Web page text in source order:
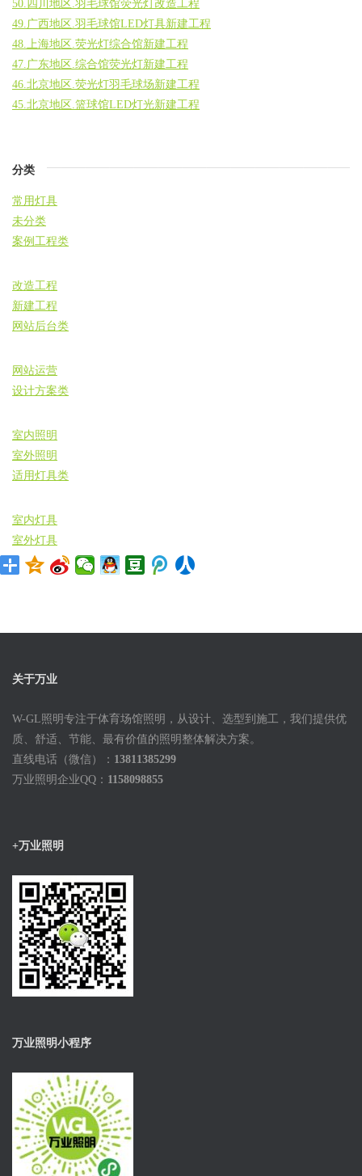
50.四川地区.羽毛球馆荧光灯改造工程
49.广西地区.羽毛球馆LED灯具新建工程
48.上海地区.荧光灯综合馆新建工程
47.广东地区.综合馆荧光灯新建工程
46.北京地区.荧光灯羽毛球场新建工程
45.北京地区.篮球馆LED灯光新建工程
分类
常用灯具
未分类
案例工程类
改造工程
新建工程
网站后台类
网站运营
设计方案类
室内照明
室外照明
适用灯具类
室内灯具
室外灯具
关于万业
W-GL照明专注于体育场馆照明，从设计、选型到施工，我们提供优
质、舒适、节能、最有价值的照明整体解决方案。
直线电话（微信）： 13811385299
万业照明企业QQ： 1158098855
+万业照明
万业照明小程序